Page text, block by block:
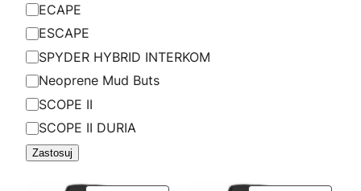
ECAPE
ESCAPE
SPYDER HYBRID INTERKOM
Neoprene Mud Buts
SCOPE II
SCOPE II DURIA
Zastosuj